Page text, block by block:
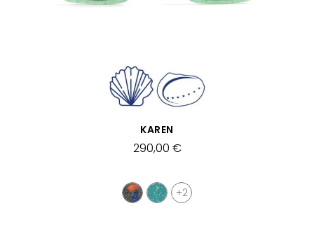
SCHNELLANSICHT
KAREN
290,00 €
+2